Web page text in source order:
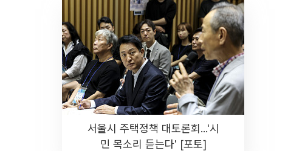
서울시 주택정책 대토론회...'시
민 목소리 듣는다' [포토]